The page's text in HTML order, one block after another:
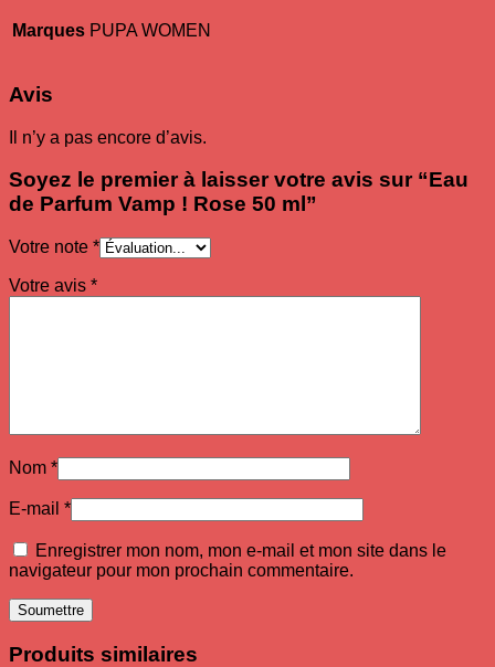
Marques PUPA WOMEN
Avis
Il n’y a pas encore d’avis.
Soyez le premier à laisser votre avis sur “Eau
de Parfum Vamp ! Rose 50 ml”
Votre note *
Votre avis *
Nom *
E-mail *
Enregistrer mon nom, mon e-mail et mon site dans le
navigateur pour mon prochain commentaire.
Produits similaires